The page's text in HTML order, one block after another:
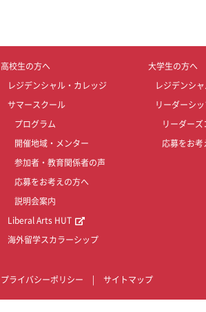
高校生の方へ
レジデンシャル・カレッジ
サマースクール
プログラム
開催地域・メンター
参加者・教育関係者の声
応募をお考えの方へ
説明会案内
Liberal Arts HUT
海外留学スカラーシップ
大学生の方へ
レジデンシ
リーダーシ
リーダーズ
応募をお考
プライバシーポリシー サイトマップ